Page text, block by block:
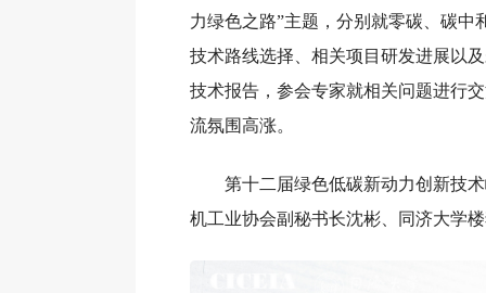
力绿色之路”主题，分别就零碳、碳中
技术路线选择、相关项目研发进展以
技术报告，参会专家就相关问题进行
流氛围高涨。
第十二届绿色低碳新动力创新技
机工业协会副秘书长沈彬、同济大学